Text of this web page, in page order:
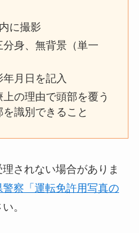
に撮影
身、無背景（単一
月日を記入
の理由で頭部を覆う
識別できること
されない場合がありま
警察「運転免許用写真の
。